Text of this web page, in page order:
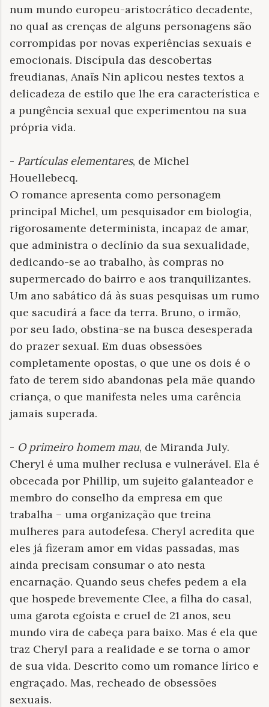
num mundo europeu-aristocrático decadente,
no qual as crenças de alguns personagens são
corrompidas por novas experiências sexuais e
emocionais. Discípula das descobertas
freudianas, Anaïs Nin aplicou nestes textos a
delicadeza de estilo que lhe era característica e
a pungência sexual que experimentou na sua
própria vida.
- Partículas elementares, de Michel
Houellebecq.
O romance apresenta como personagem
principal Michel, um pesquisador em biologia,
rigorosamente determinista, incapaz de amar,
que administra o declínio da sua sexualidade,
dedicando-se ao trabalho, às compras no
supermercado do bairro e aos tranquilizantes.
Um ano sabático dá às suas pesquisas um rumo
que sacudirá a face da terra. Bruno, o irmão,
por seu lado, obstina-se na busca desesperada
do prazer sexual. Em duas obsessões
completamente opostas, o que une os dois é o
fato de terem sido abandonas pela mãe quando
criança, o que manifesta neles uma carência
jamais superada.
- O primeiro homem mau, de Miranda July.
Cheryl é uma mulher reclusa e vulnerável. Ela é
obcecada por Phillip, um sujeito galanteador e
membro do conselho da empresa em que
trabalha – uma organização que treina
mulheres para autodefesa. Cheryl acredita que
eles já fizeram amor em vidas passadas, mas
ainda precisam consumar o ato nesta
encarnação. Quando seus chefes pedem a ela
que hospede brevemente Clee, a filha do casal,
uma garota egoísta e cruel de 21 anos, seu
mundo vira de cabeça para baixo. Mas é ela que
traz Cheryl para a realidade e se torna o amor
de sua vida. Descrito como um romance lírico e
engraçado. Mas, recheado de obsessões
sexuais.